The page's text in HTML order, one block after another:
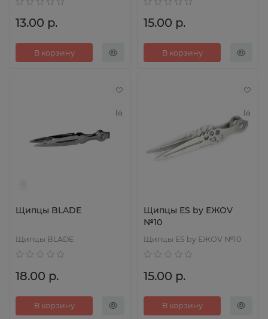
13.00 р.
В корзину
15.00 р.
В корзину
Щипцы BLADE
Щипцы BLADE
18.00 р.
В корзину
Щипцы ES by EЖOV
№10
Щипцы ES by EЖOV №10
15.00 р.
В корзину